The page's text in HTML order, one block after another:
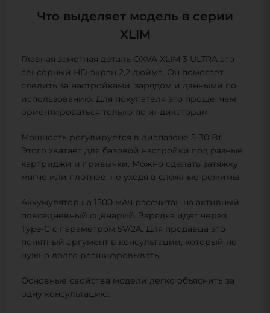
Что выделяет модель в серии
XLIM
Главная заметная деталь OXVA XLIM 3 ULTRA это
сенсорный HD-экран 2,2 дюйма. Он помогает
следить за настройками, зарядом и данными по
использованию. Для покупателя это проще, чем
ориентироваться только по индикаторам.
Мощность регулируется в диапазоне 5-30 Вт.
Этого хватает для базовой настройки под разные
картриджи и привычки. Можно сделать затяжку
мягче или плотнее, не уходя в сложные режимы.
Аккумулятор на 1500 мАч рассчитан на активный
повседневный сценарий. Зарядка идет через
Type-C с параметром 5V/2A. Для продавца это
понятный аргумент в консультации, который не
нужно долго расшифровывать.
Основные свойства модели легко объяснить за
одну консультацию: